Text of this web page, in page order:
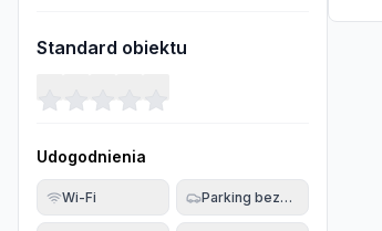
Standard obiektu
Udogodnienia
Wi-Fi Parking bezpłatny